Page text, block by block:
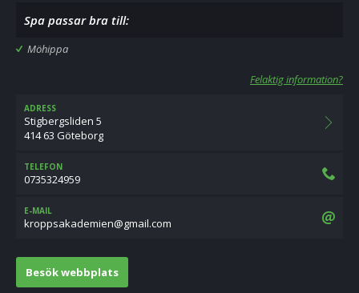
Spa passar bra till:
Möhippa
Felaktig information?
ADRESS
Stigbergsliden 5
414 63 Göteborg
TELEFON
0735324959
E-MAIL
moc.liamg@neimedakasppork
Besök webbplats